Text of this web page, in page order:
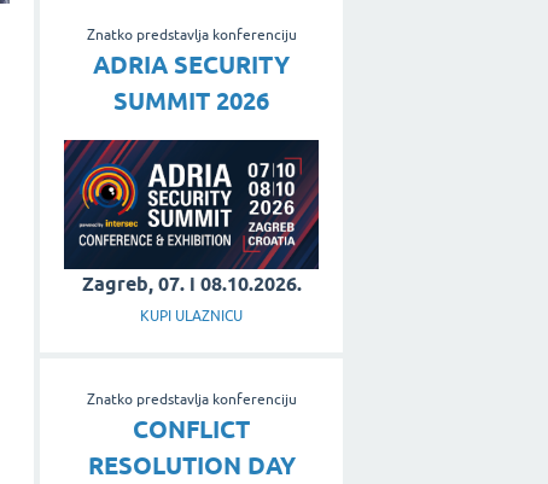
Znatko predstavlja konferenciju
ADRIA SECURITY
SUMMIT 2026
Zagreb, 07. i 08.10.2026.
KUPI ULAZNICU
Znatko predstavlja konferenciju
CONFLICT
RESOLUTION DAY